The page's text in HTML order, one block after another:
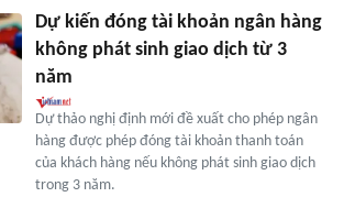
Dự kiến đóng tài khoản ngân hàng
không phát sinh giao dịch từ 3
năm
Dự thảo nghị định mới đề xuất cho phép ngân
hàng được phép đóng tài khoản thanh toán
của khách hàng nếu không phát sinh giao dịch
trong 3 năm.